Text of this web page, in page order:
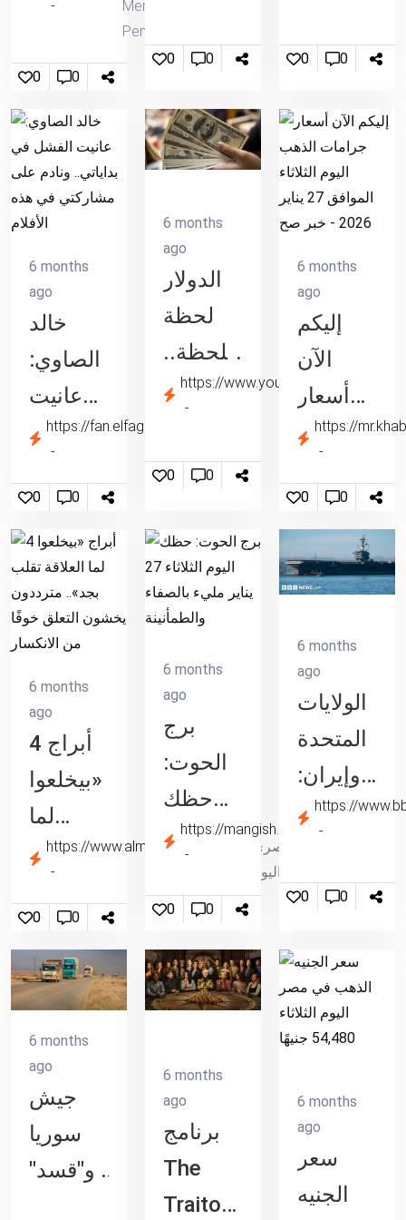
العسل
Merevolusi
Pemberitaan
0 0
لإيذائنا
برد
حاسم
0 0
وديمبيلي
الدوري
الفرنسي
0 0
6 months
ago
خالد
الصاوي:
عانيت
الفشل
بداياتي..
ونادم
على
مشاركتي
في هذه
الأفلام
https://fan.elfagr.org
0 0
6 months
ago
الدولار
لحظة
بلحظة..
47 جنيهاً
شراء
الأخضر
فى البنك
المركزى
المصرى
https://www.youm7.com
اليوم
السابع
0 0
6 months
ago
إليكم
الآن
أسعار
جرامات
اليوم
الثلاثاء
الموافق
2026 -
خبر صح
https://
0 0
6 months
ago
4 أبراج
«بيخلعوا
لما
العلاقة
بجد»..
مترددون
يخشون
التعلق
خوفًا من
الانكسار
https://www.almasryalyoum.com
المصري
اليوم
0 0
6 months
ago
برج
الحوت:
حظك
اليوم
27 يناير
مليء
بالصفاء
والطمأنينة
https://mangish.net مانكيش
0 0
6 months
ago
الولايات
المتحدة
وإيران:
دونالد
يتحدث
صفقة
محتملة
مع
مع
وصول
حاملة
الطائرات
https://
0 0
6 months
ago
جيش
سوريا
و"قسد"
الشرق
6 months
ago
برنامج
The
Traitors
6 months
ago
سعر
الجنيه